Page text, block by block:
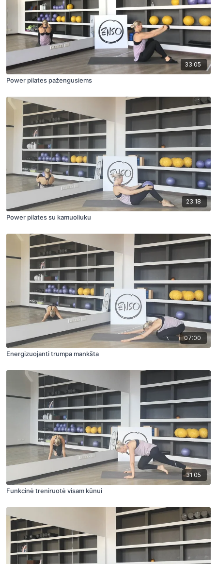
33:05
Power pilates pažengusiems
23:18
Power pilates su kamuoliuku
07:00
Energizuojanti trumpa mankšta
31:05
Funkcinė treniruotė visam kūnui